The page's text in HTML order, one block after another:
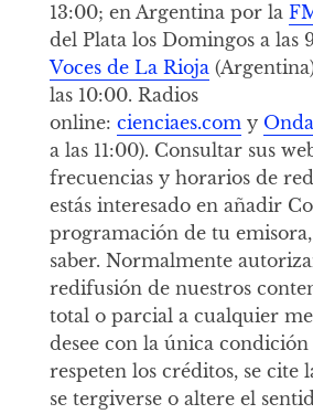
13:00; en Argentina por la
del Plata los Domingos a las
Voces de La Rioja
las 10:00. Radios
online: cienciaes.comy
a las 11:00). Consultar sus
frecuencias y horarios de
estás interesado en añadir
programación de tu
saber. Normalmente
redifusión de nuestros
total o parcial a cualquier
desee con la única condición
respeten los créditos, se cite
se tergiverse o altere el